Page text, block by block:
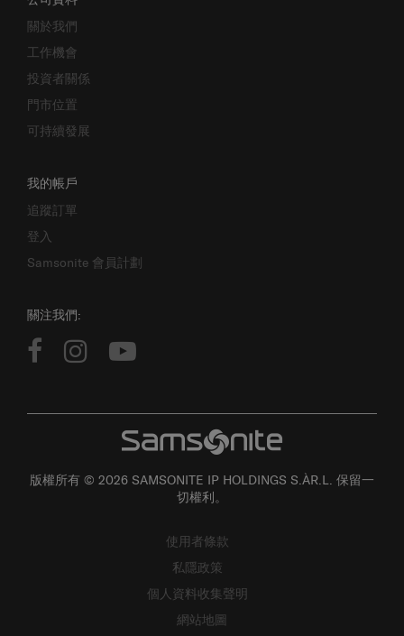
關於我們
工作機會
投資者關係
門市位置
可持續發展
追蹤訂單
登入
Samsonite 會員計劃
切權利。
私隱政策
個人資料收集聲明
網站地圖